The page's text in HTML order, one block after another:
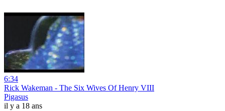
6:34
Rick Wakeman - The Six Wives Of Henry VIII
Pigasus
il y a 18 ans